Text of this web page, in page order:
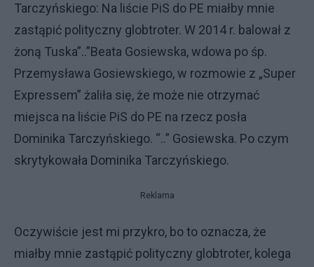
Tarczyńskiego: Na liście PiS do PE miałby mnie
zastąpić polityczny globtroter. W 2014 r. balował z
żoną Tuska”..”Beata Gosiewska, wdowa po śp.
Przemysława Gosiewskiego, w rozmowie z „Super
Expressem” żaliła się, że może nie otrzymać
miejsca na liście PiS do PE na rzecz posła
Dominika Tarczyńskiego. “..” Gosiewska. Po czym
skrytykowała Dominika Tarczyńskiego.
Reklama
Oczywiście jest mi przykro, bo to oznacza, że
miałby mnie zastąpić polityczny globtroter, kolega